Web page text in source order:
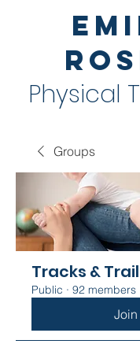
Physical
Groups
Tracks &
Public · 92 members
Join